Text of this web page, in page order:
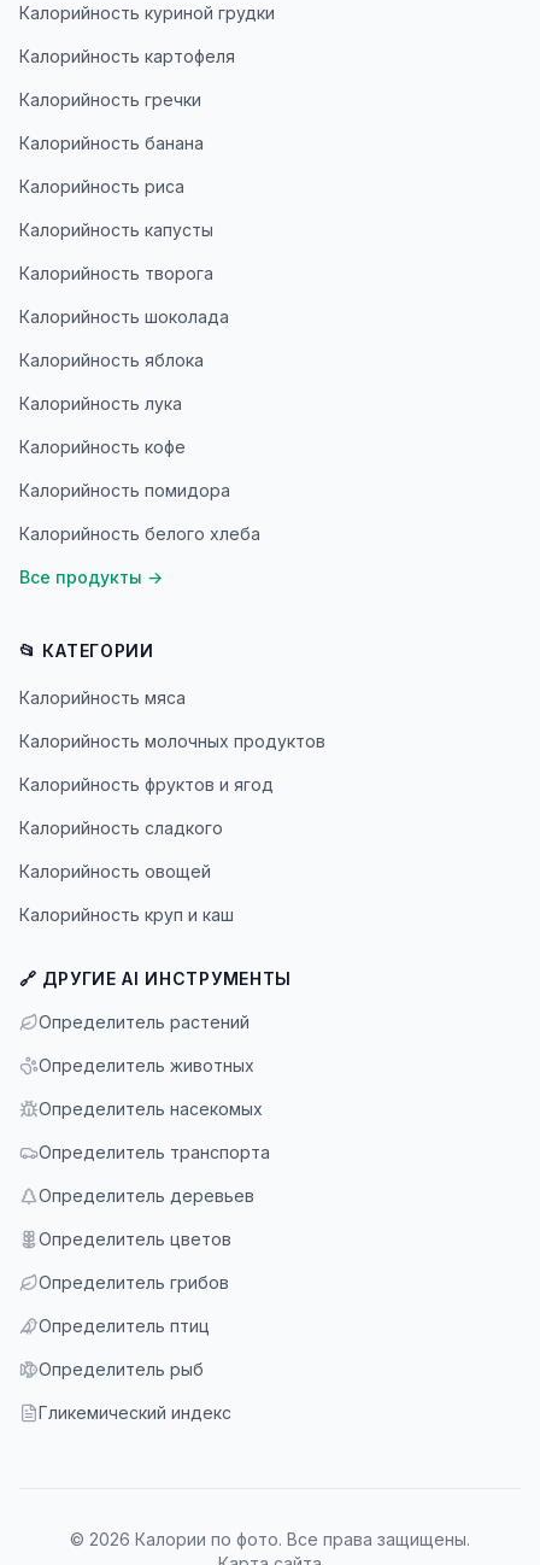
Калорийность куриной грудки
Калорийность картофеля
Калорийность гречки
Калорийность банана
Калорийность риса
Калорийность капусты
Калорийность творога
Калорийность шоколада
Калорийность яблока
Калорийность лука
Калорийность кофе
Калорийность помидора
Калорийность белого хлеба
Все продукты →
📂 КАТЕГОРИИ
Калорийность мяса
Калорийность молочных продуктов
Калорийность фруктов и ягод
Калорийность сладкого
Калорийность овощей
Калорийность круп и каш
🔗 ДРУГИЕ AI ИНСТРУМЕНТЫ
Определитель растений
Определитель животных
Определитель насекомых
Определитель транспорта
Определитель деревьев
Определитель цветов
Определитель грибов
Определитель птиц
Определитель рыб
Гликемический индекс
© 2026 Калории по фото. Все права защищены.